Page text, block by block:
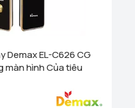
Triệu, Thái Hòa, tt.
4, P Vạn Thắng
Demax EL-C626 CG
màn hình Của tiêu